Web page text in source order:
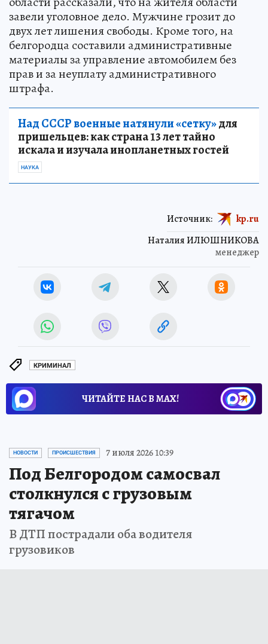
завели уголовное дело. Мужчине грозит до
двух лет лишения свободы. Кроме того, на
белгородца составили административные
материалы за управление автомобилем без
прав и за неуплату административного
штрафа.
Над СССР военные натянули «сетку»для
пришельцев: как страна 13 лет тайно
искала и изучала инопланетных гостей
НАУКА
Наталия ИЛЮШНИКОВА
менеджер
Источник: kp.ru
КРИМИНАЛ
ЧИТАЙТЕ НАС В МАХ!
НОВОСТИ ПРОИСШЕСТВИЯ 7 июля 2026 10:39
Под Белгородом самосвал
столкнулся с грузовым
тягачом
В ДТП пострадали оба водителя
грузовиков